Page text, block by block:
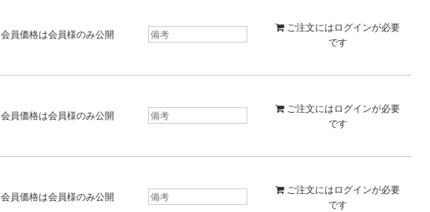
会員価格は会員様のみ公開
ご注文には ログインが必要
です
会員価格は会員様のみ公開
ご注文には ログインが必要
です
会員価格は会員様のみ公開
ご注文には ログインが必要
です